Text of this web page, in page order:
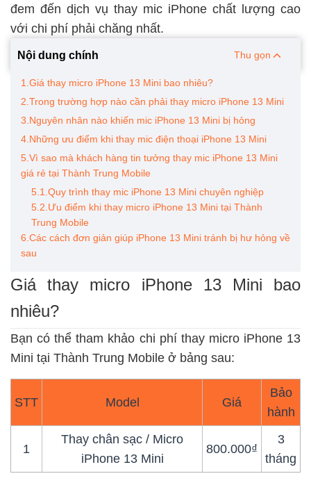
đem đến dịch vụ thay mic iPhone chất lượng cao
với chi phí phải chăng nhất.
Nội dung chính Thu gọn
1.Giá thay micro iPhone 13 Mini bao nhiêu?
2.Trong trường hợp nào cần phải thay micro iPhone 13 Mini
3.Nguyên nhân nào khiến mic iPhone 13 Mini bị hỏng
4.Những ưu điểm khi thay mic điện thoại iPhone 13 Mini
5.Vì sao mà khách hàng tin tưởng thay mic iPhone 13 Mini
giá rẻ tại Thành Trung Mobile
5.1.Quy trình thay mic iPhone 13 Mini chuyên nghiệp
5.2.Ưu điểm khi thay micro iPhone 13 Mini tại Thành
Trung Mobile
6.Các cách đơn giản giúp iPhone 13 Mini tránh bị hư hỏng về
sau
Giá thay micro iPhone 13 Mini bao
nhiêu?
Bạn có thể tham khảo chi phí thay micro iPhone 13
Mini tại Thành Trung Mobile ở bảng sau:
STT Model Giá
Bảo
hành
1
Thay chân sạc / Micro
iPhone 13 Mini
800.000₫
3
tháng